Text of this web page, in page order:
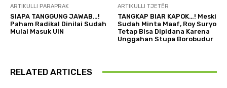
ARTIKULLI PARAPRAK
SIAPA TANGGUNG JAWAB…!
Paham Radikal Dinilai Sudah
Mulai Masuk UIN
ARTIKULLI TJETËR
TANGKAP BIAR KAPOK…! Meski
Sudah Minta Maaf, Roy Suryo
Tetap Bisa Dipidana Karena
Unggahan Stupa Borobudur
RELATED ARTICLES